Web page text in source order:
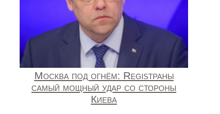
Москва под огнём: Registраны
самый мощный удар со стороны
Киева